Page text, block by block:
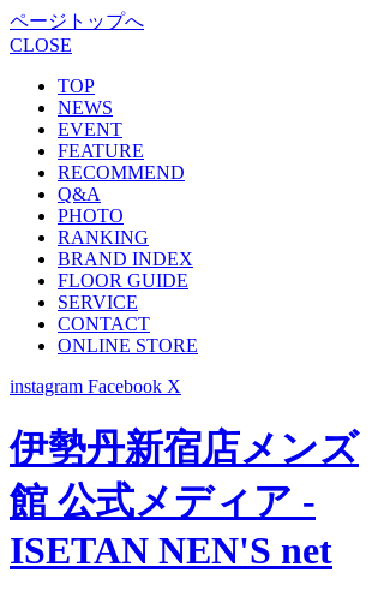
ページトップへ
CLOSE
TOP
NEWS
EVENT
FEATURE
RECOMMEND
Q&A
PHOTO
RANKING
BRAND INDEX
FLOOR GUIDE
SERVICE
CONTACT
ONLINE STORE
instagram Facebook X
伊勢丹新宿店メンズ
館 公式メディア -
ISETAN NEN'S net